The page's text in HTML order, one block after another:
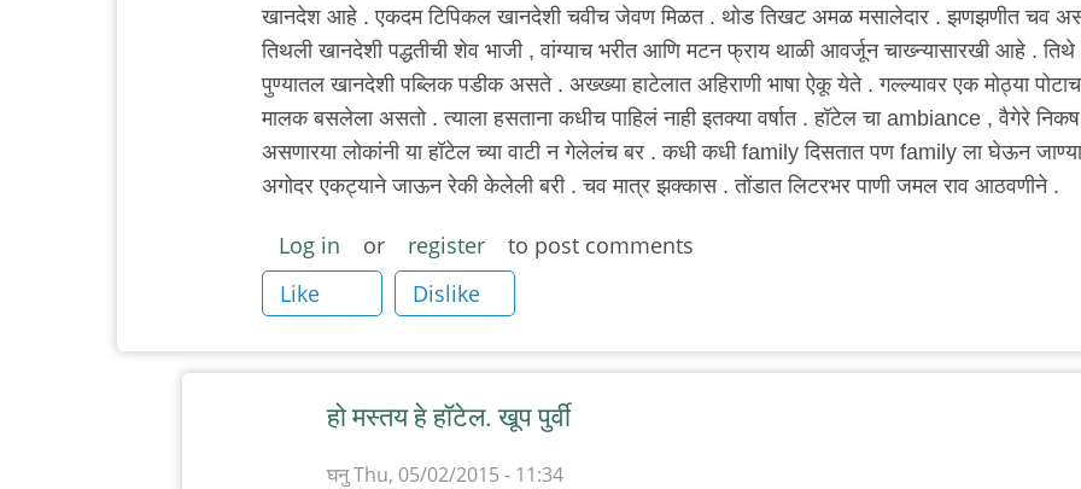
खानदेश आहे . एकदम टिपिकल खानदेशी चवीच जेवण मिळत . थोड तिखट अमळ मसालेदार . झणझणीत चव
तिथली खानदेशी पद्धतीची शेव भाजी , वांग्याच भरीत आणि मटन फ्राय थाळी आवर्जून चाख्न्यासारखी आहे . तिथे
पुण्यातल खानदेशी पब्लिक पडीक असते . अख्ख्या हाटेलात अहिराणी भाषा ऐकू येते . गल्ल्यावर एक मोठ्या
मालक बसलेला असतो . त्याला हसताना कधीच पाहिलं नाही इतक्या वर्षात . हॉटेल चा ambiance , वैगेरे निकष
असणारया लोकांनी या हॉटेल च्या वाटी न गेलेलंच बर . कधी कधी family दिसतात पण family ला घेऊन जाण्या
अगोदर एकट्याने जाऊन रेकी केलेली बरी . चव मात्र झक्कास . तोंडात लिटरभर पाणी जमल राव आठवणीने .
Log in or register
to post comments
Like
Dislike
हो मस्तय हे हॉटेल. खूप पुर्वी
घनुThu, 05/02/2015 - 11:34